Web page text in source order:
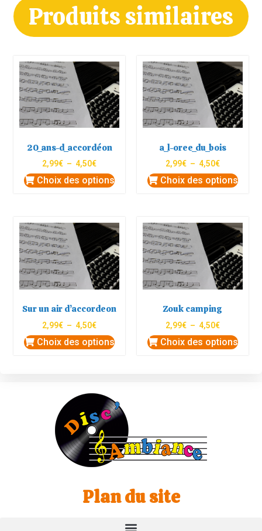
Produits similaires
20_ans-d_accordéon
2,99€ – 4,50€
Choix des options
a_l-oree_du_bois
2,99€ – 4,50€
Choix des options
Sur un air d’accordeon
2,99€ – 4,50€
Choix des options
Zouk camping
2,99€ – 4,50€
Choix des options
Plan du site